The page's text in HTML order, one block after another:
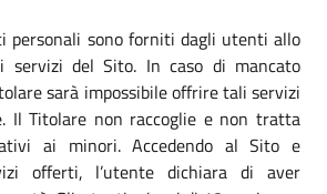
personali sono forniti dagli utenti allo
servizi del Sito. In caso di mancato
sarà impossibile offrire tali servizi
Titolare non raccoglie e non tratta
ai minori. Accedendo al Sito e
offerti, l’utente dichiara di aver